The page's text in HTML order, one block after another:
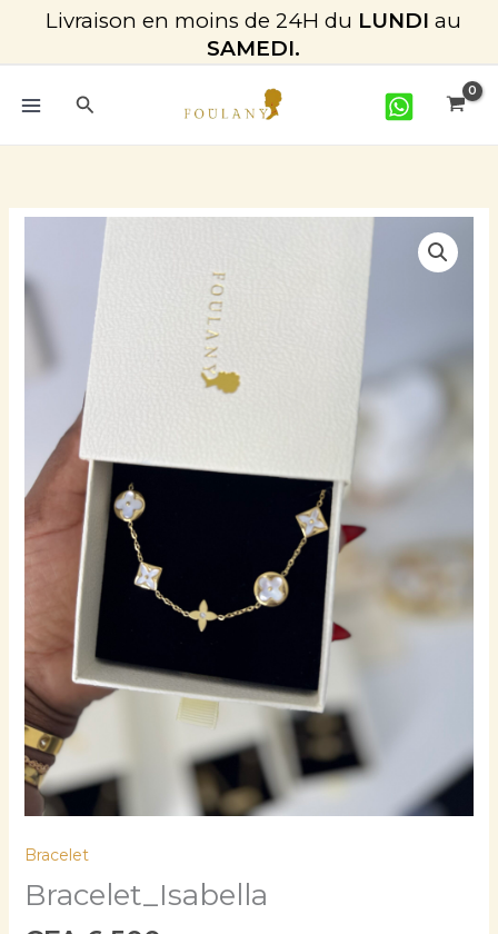
contenu
Livraison en moins de 24H du LUNDI au
SAMEDI.
Rechercher
Bracelet
Bracelet_Isabella
Bracelet_Isabella